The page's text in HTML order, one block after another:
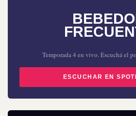
Temporada 4 en vivo. Escuchá el
ESCUCHAR EN